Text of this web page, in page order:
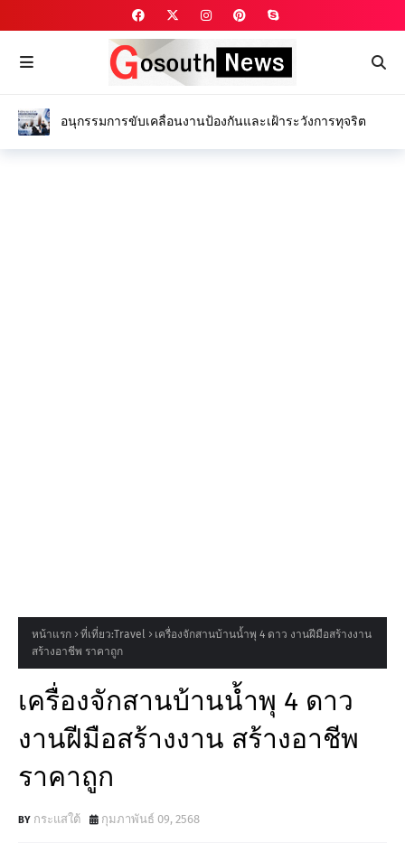
คณะสงฆ์จังหวัดนครนายก จัดพิธีสามีจิกรรมแด่ เจ้าคณะ
หน้าแรก ที่เที่ยว:Travel
เครื่องจักสานบ้านน้ำพุ 4 ดาว งานฝีมือสร้างงาน
สร้างอาชีพ ราคาถูก
เครื่องจักสานบ้านน้ำพุ 4 ดาว
งานฝีมือสร้างงาน สร้างอาชีพ
ราคาถูก
กระแสใต้ กุมภาพันธ์ 09, 2568